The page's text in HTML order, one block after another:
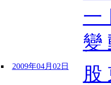
一
變
2009年04月02日
股